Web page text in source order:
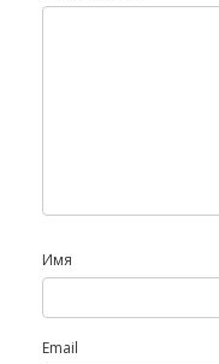
Имя
Email